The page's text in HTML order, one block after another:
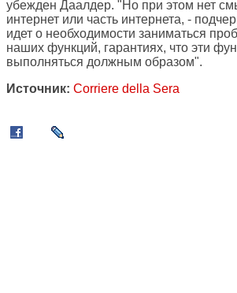
убежден Даалдер. "Но при этом нет
интернет или часть интернета, -
идет о необходимости заниматься
наших функций, гарантиях, что эти
выполняться должным образом".
Источник: Corriere della Sera